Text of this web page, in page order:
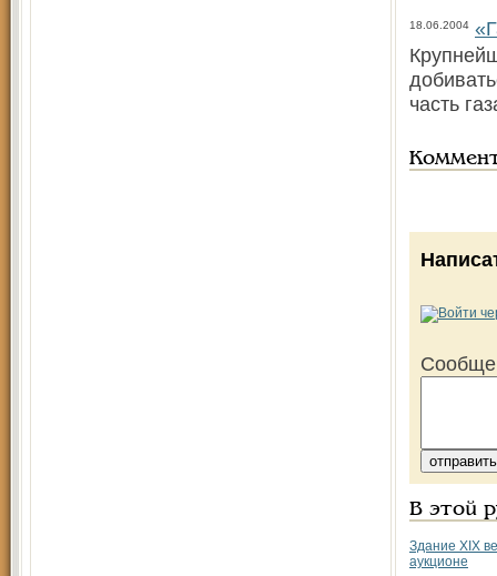
18.06.2004
часть
В этой
Здание XIX
аукционе